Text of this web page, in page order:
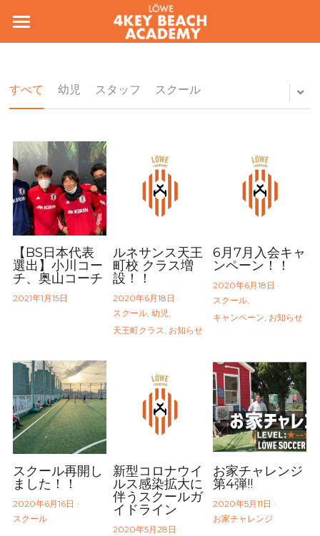
ホーム
コンセプト
スタッフ
お問い合わせ
入会フォーム
アカデミー規約
各種変更のお手続き
まずは無料体験からスタート！
すべて 幼児 スタッフ スクール
【BS日本代表
選出】小川コー
チ、奥山コーチ
2021年1月15日
ルネサンス天王
町校 クラス増
設！！
2020年6月18日 ·
スクール, 幼児,
天王町クラス, お知らせ
6月7月入会キャ
ンペーン！！
2020年6月18日 ·
スクール,
キャンペーン, お知らせ
スクール再開し
ました！！
2020年6月16日 ·
スクール
新型コロナウイ
ルス感染拡大に
伴うスクールガ
イドライン
2020年5月28日 ·
お家チャレンジ
第4弾!!
2020年5月11日 ·
お家チャレンジ